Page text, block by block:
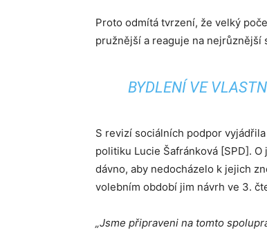
Proto odmítá tvrzení, že velký
pružnější a reaguje na nejrůznější
BYDLENÍ VE
S revizí sociálních podpor
politiku Lucie Šafránková [SPD].
dávno, aby nedocházelo k jejich
volebním období jim návrh ve 3.
„Jsme připraveni na tomto